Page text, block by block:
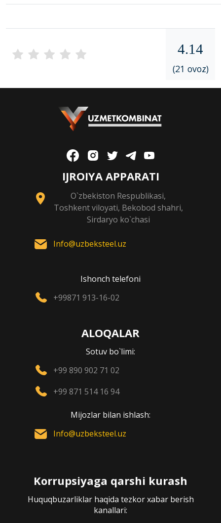
4.14
(21 ovoz)
IJROIYA APPARATI
O`zbekiston Respublikasi,
Toshkent viloyati, Bekobod shahri,
Sirdaryo ko`chasi
Info@uzbeksteel.uz
Ishonch telefoni
+99871 913-16-02
ALOQALAR
Sotuv bo`limi:
+99 890 902 71 02
+99 871 514 16 94
Mijozlar bilan ishlash:
Info@uzbeksteel.uz
Korrupsiyaga qarshi kurash
Huquqbuzarliklar haqida tezkor xabar berish
kanallari: